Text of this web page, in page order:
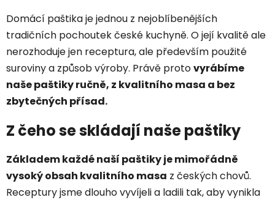
c
í
p
r
v
k
v
ý
i
s
u
Domácí paštika je jednou z nejoblíbenějších
tradičních pochoutek české kuchyně. O její kvalitě ale
nerozhoduje jen receptura, ale především použité
suroviny a způsob výroby. Právě protovyrábíme
naše paštiky ručně, z kvalitního masa a bez
zbytečných přísad.
Z čeho se skládají naše paštiky
Základem každé naší paštiky je mimořádně
vysoký obsah kvalitního masa z českých chovů.
Receptury jsme dlouho vyvíjeli a ladili tak, aby vynikla